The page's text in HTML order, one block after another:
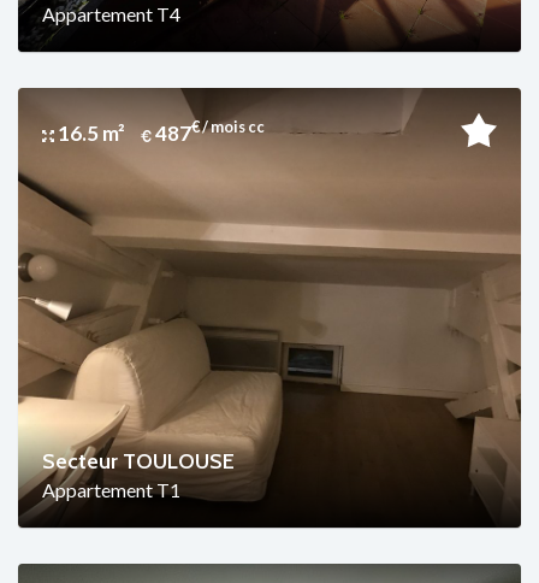
Appartement T4
16.5 m² 487€ / mois cc
Secteur TOULOUSE
Appartement T1